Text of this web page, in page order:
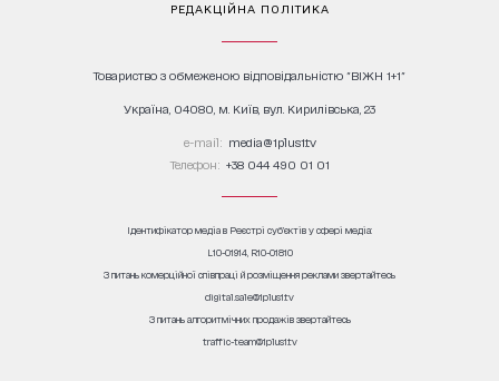
РЕДАКЦІЙНА ПОЛІТИКА
Товариство з обмеженою відповідальністю "ВІЖН 1+1"
Україна, 04080, м. Київ, вул. Кирилівська, 23
е-mail: media@1plus1.tv
Телефон: +38 044 490 01 01
Ідентифікатор медіа в Реєстрі суб’єктів у сфері медіа:
L10-01914, R10-01810
З питань комерційної співпраці й розміщення реклами звертайтесь
digital.sale@1plus1.tv
З питань алгоритмічних продажів звертайтесь
traffic-team@1plus1.tv